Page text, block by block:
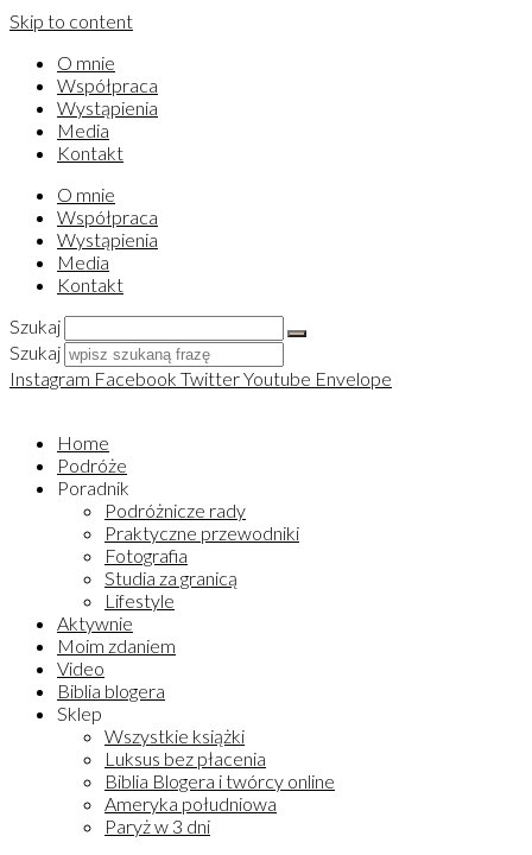
Skip to content
O mnie
Współpraca
Wystąpienia
Media
Kontakt
O mnie
Współpraca
Wystąpienia
Media
Kontakt
Szukaj
Szukaj
Instagram Facebook TwitterYoutube Envelope
Home
Podróże
Poradnik
Podróżnicze rady
Praktyczne przewodniki
Fotografia
Studia za granicą
Lifestyle
Aktywnie
Moim zdaniem
Video
Biblia blogera
Sklep
Wszystkie książki
Luksus bez płacenia
Biblia Blogera i twórcy online
Ameryka południowa
Paryż w 3 dni